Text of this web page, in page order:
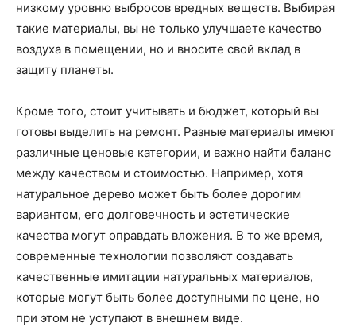
низкому уровню выбросов вредных веществ. Выбирая
такие материалы, вы не только улучшаете качество
воздуха в помещении, но и вносите свой вклад в
защиту планеты.
Кроме того, стоит учитывать и бюджет, который вы
готовы выделить на ремонт. Разные материалы имеют
различные ценовые категории, и важно найти баланс
между качеством и стоимостью. Например, хотя
натуральное дерево может быть более дорогим
вариантом, его долговечность и эстетические
качества могут оправдать вложения. В то же время,
современные технологии позволяют создавать
качественные имитации натуральных материалов,
которые могут быть более доступными по цене, но
при этом не уступают в внешнем виде.